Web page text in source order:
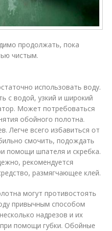
продолжать, пока
чистым.
использовать воду.
с водой, узкий и широкий
Может потребоваться
обойного полотна.
Легче всего избавиться от
смочить, подождать
помощи шпателя и скребка.
рекомендуется
размягчающее клей.
могут противостоять
привычным способом
надрезов и их
помощи губки. Обойные